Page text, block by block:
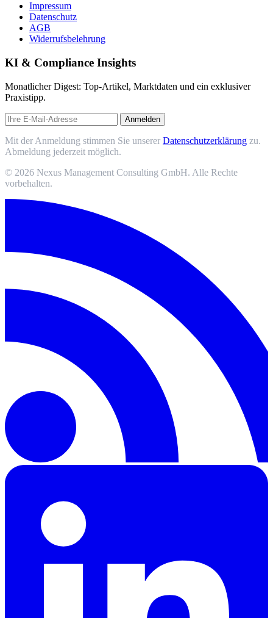
Impressum
Datenschutz
AGB
Widerrufsbelehrung
KI & Compliance Insights
Monatlicher Digest: Top-Artikel, Marktdaten und ein exklusiver
Praxistipp.
Anmelden
Mit der Anmeldung stimmen Sie unserer Datenschutzerklärung zu.
Abmeldung jederzeit möglich.
© 2026 Nexus Management Consulting GmbH. Alle Rechte
vorbehalten.